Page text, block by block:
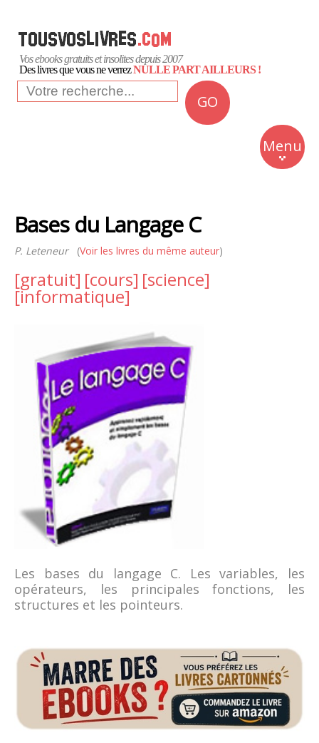
Vos ebooks gratuits et insolites depuis 2007
Des livres que vous ne verrezNULLE PART AILLEURS !
GO
Menu
Insolite
Business
Bases du Langage C
P. Leteneur(Voir les livres du même auteur)
[gratuit] [cours] [science]
[informatique]
Les bases du langage C. Les variables, les
opérateurs, les principales fonctions, les
structures et les pointeurs.